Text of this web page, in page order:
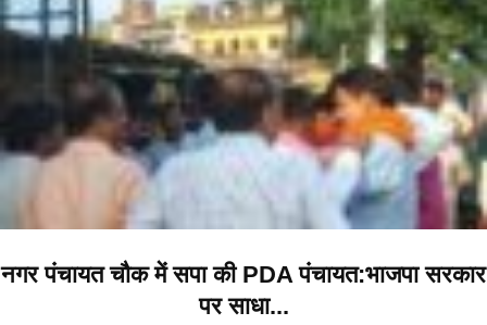
नगर पंचायत चौक में सपा की PDA पंचायत:भाजपा सरकार
पर साधा...